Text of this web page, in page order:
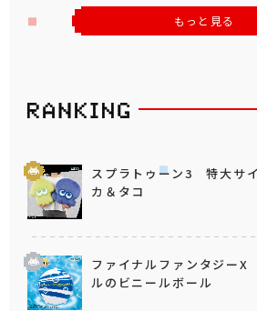
もっと見る
スプラトゥーン3 特大サ
カ＆タコ
ファイナルファンタジー
ルのビニールボール